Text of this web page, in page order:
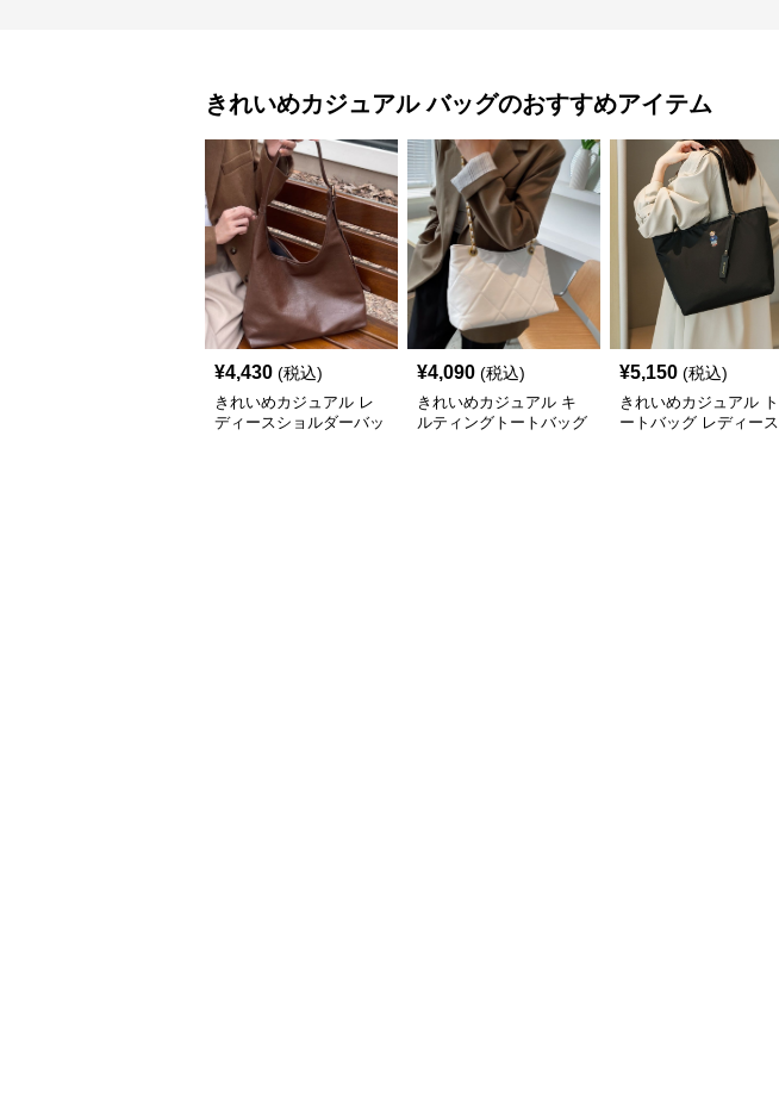
きれいめカジュアル バッグのおすすめアイテム
¥4,430 (税込)
きれいめカジュアル レ
ディースショルダーバッ
¥4,090 (税込)
きれいめカジュアル キ
ルティングトートバッグ
¥5,150 (税込)
きれいめカジュアル ト
ートバッグ レディース